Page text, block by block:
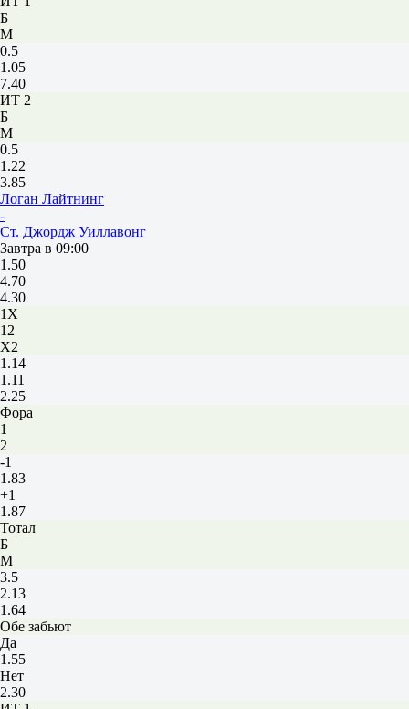
Б
М
0.5
1.05
7.40
ИТ 2
Б
М
0.5
1.22
3.85
Логан Лайтнинг
-
Ст. Джордж Уиллавонг
Завтра в 09:00
1.50
4.70
4.30
1X
12
X2
1.14
1.11
2.25
Фора
1
2
-1
1.83
+1
1.87
Тотал
Б
М
3.5
2.13
1.64
Обе забьют
Да
1.55
Нет
2.30